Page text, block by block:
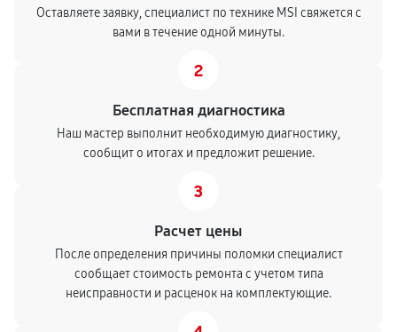
Оставляете заявку, специалист по технике MSI свяжется с
вами в течение одной минуты.
2
Бесплатная диагностика
Наш мастер выполнит необходимую диагностику,
сообщит о итогах и предложит решение.
3
Расчет цены
После определения причины поломки специалист
сообщает стоимость ремонта с учетом типа
неисправности и расценок на комплектующие.